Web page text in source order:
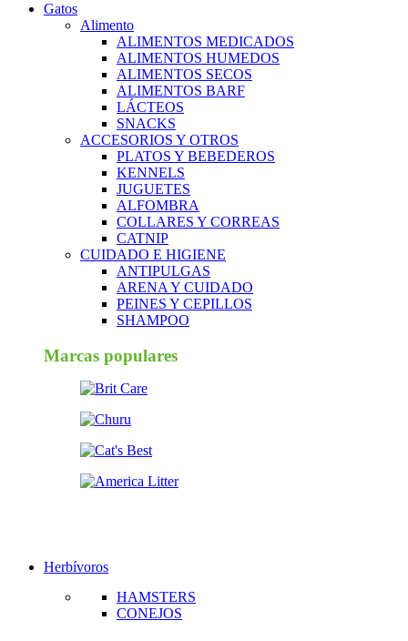
Gatos
Alimento
ALIMENTOS MEDICADOS
ALIMENTOS HUMEDOS
ALIMENTOS SECOS
ALIMENTOS BARF
LÁCTEOS
SNACKS
ACCESORIOS Y OTROS
PLATOS Y BEBEDEROS
KENNELS
JUGUETES
ALFOMBRA
COLLARES Y CORREAS
CATNIP
CUIDADO E HIGIENE
ANTIPULGAS
ARENA Y CUIDADO
PEINES Y CEPILLOS
SHAMPOO
Marcas populares
Herbívoros
HAMSTERS
CONEJOS